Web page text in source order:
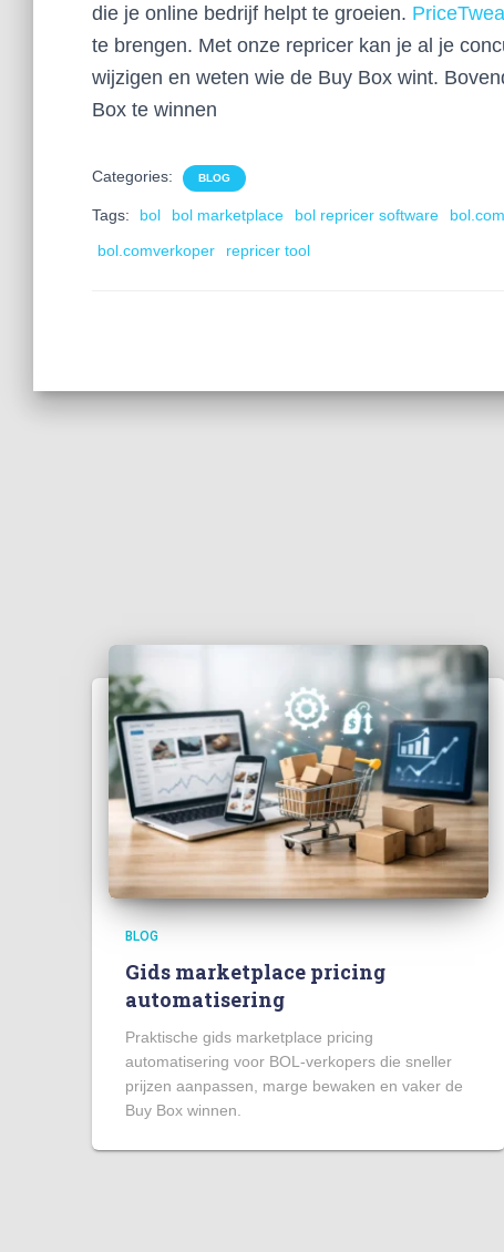
die je online bedrijf helpt te groeien.
te brengen. Met onze repricer kan je al je
wijzigen en weten wie de Buy Box wint.
Box te winnen
Categories: BLOG
Tags: bol bol marketplace bol repricer software
bol.com
bol.comverkoper
repricer tool
BLOG
Gids marketplace pricing
automatisering
Praktische gids marketplace pricing
automatisering voor BOL-verkopers die sneller
prijzen aanpassen, marge bewaken en vaker de
Buy Box winnen.